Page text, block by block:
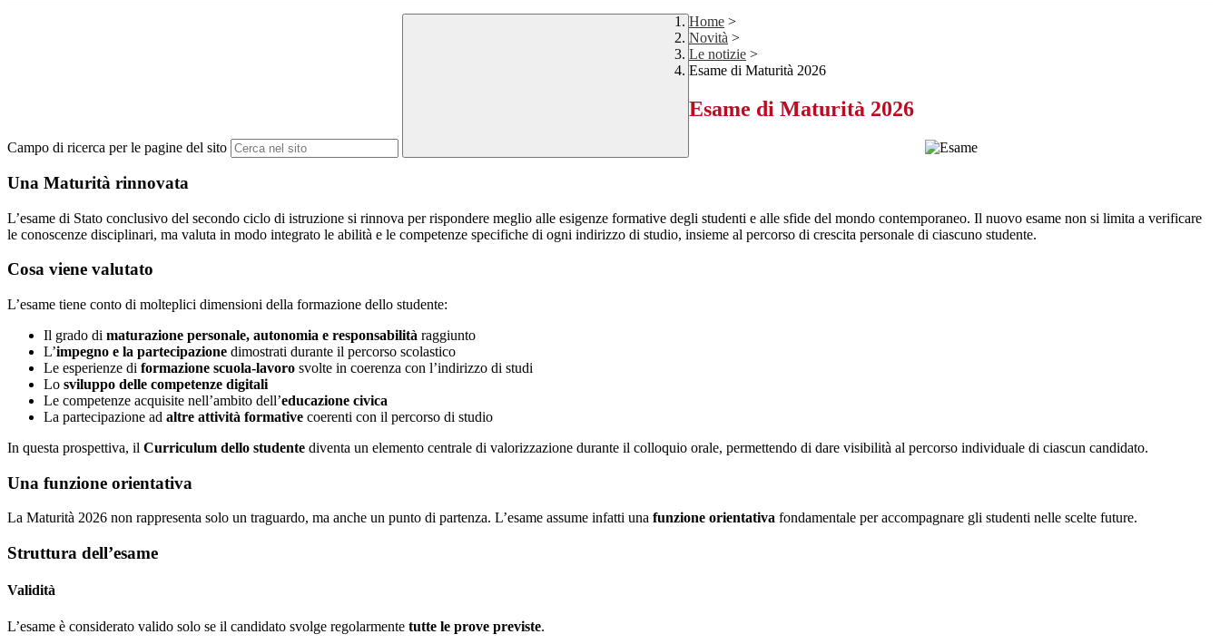
Campo di ricerca per le pagine del sito
Home >
Novità >
Le notizie >
Esame di Maturità 2026
Esame di Maturità 2026
Una Maturità rinnovata
L’esame di Stato conclusivo del secondo ciclo di istruzione si rinnova per rispondere meglio alle esigenze formative degli studenti e alle sfide del mondo contemporaneo. Il nuovo esame non si limita a verificare
le conoscenze disciplinari, ma valuta in modo integrato le abilità e le competenze specifiche di ogni indirizzo di studio, insieme al percorso di crescita personale di ciascuno studente.
Cosa viene valutato
L’esame tiene conto di molteplici dimensioni della formazione dello studente:
Il grado di maturazione personale, autonomia e responsabilità raggiunto
L’impegno e la partecipazione dimostrati durante il percorso scolastico
Le esperienze di formazione scuola-lavoro svolte in coerenza con l’indirizzo di studi
Lo sviluppo delle competenze digitali
Le competenze acquisite nell’ambito dell’educazione civica
La partecipazione ad altre attività formative coerenti con il percorso di studio
In questa prospettiva, il Curriculum dello studente diventa un elemento centrale di valorizzazione durante il colloquio orale, permettendo di dare visibilità al percorso individuale di ciascun candidato.
Una funzione orientativa
La Maturità 2026 non rappresenta solo un traguardo, ma anche un punto di partenza. L’esame assume infatti una funzione orientativa fondamentale per accompagnare gli studenti nelle scelte future.
Struttura dell’esame
Validità
L’esame è considerato valido solo se il candidato svolge regolarmente tutte le prove previste.